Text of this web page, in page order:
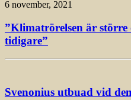
6 november, 2021
”Klimatrörelsen är större
tidigare”
Svenonius utbuad vid